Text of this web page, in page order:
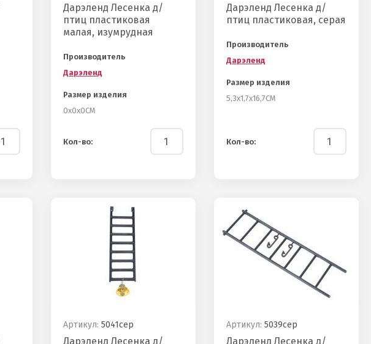
Дарэленд Лесенка д/
птиц пластиковая
малая, изумрудная
Производитель
Дарэленд
Размер изделия
0х0х0СМ
Кол-во:
Дарэленд Лесенка д/
птиц пластиковая, серая
Производитель
Дарэленд
Размер изделия
5,3х1,7х16,7СМ
Кол-во:
Артикул: 5041сер
Дарэленд Лесенка д/
Артикул: 5039сер
Дарэленд Лесенка д/